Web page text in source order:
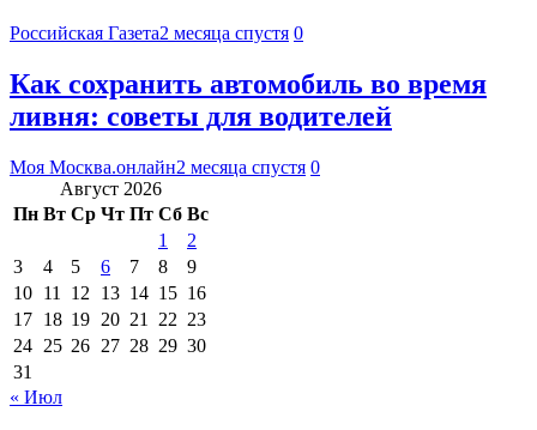
Российская Газета2 месяца спустя 0
Как сохранить автомобиль во время
ливня: советы для водителей
Моя Москва.онлайн2 месяца спустя 0
Август 2026
Пн Вт Ср Чт Пт Сб Вс
1
2
3
4 5 6 7 8
9
10 11 12 13 14 15 16
17 18 19 20 21 22 23
24 25 26 27 28 29 30
31
« Июл